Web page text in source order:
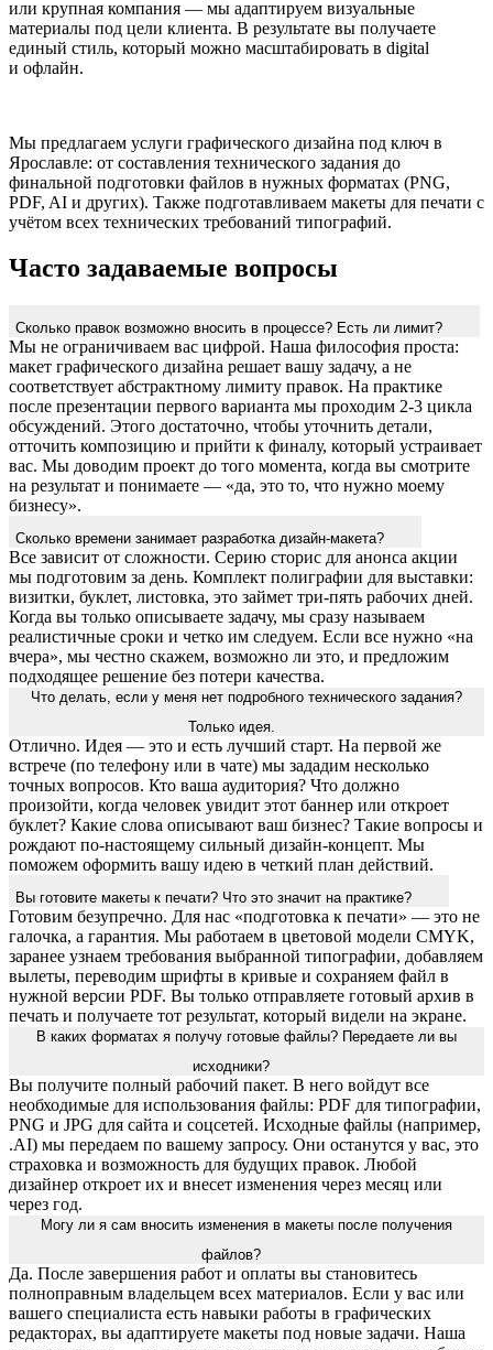
или крупная компания — мы адаптируем визуальные
материалы под цели клиента. В результате вы получаете
единый стиль, который можно масштабировать в digital
и офлайн.
Мы предлагаем услуги графического дизайна под ключ в
Ярославле: от составления технического задания до
финальной подготовки файлов в нужных форматах (PNG,
PDF, AI и других). Также подготавливаем макеты для печати с
учётом всех технических требований типографий.
Часто задаваемые вопросы
Сколько правок возможно вносить в процессе? Есть ли лимит?
Мы не ограничиваем вас цифрой. Наша философия проста:
макет графического дизайна решает вашу задачу, а не
соответствует абстрактному лимиту правок. На практике
после презентации первого варианта мы проходим 2-3 цикла
обсуждений. Этого достаточно, чтобы уточнить детали,
отточить композицию и прийти к финалу, который устраивает
вас. Мы доводим проект до того момента, когда вы смотрите
на результат и понимаете — «да, это то, что нужно моему
бизнесу».
Сколько времени занимает разработка дизайн-макета?
Все зависит от сложности. Серию сторис для анонса акции
мы подготовим за день. Комплект полиграфии для выставки:
визитки, буклет, листовка, это займет три-пять рабочих дней.
Когда вы только описываете задачу, мы сразу называем
реалистичные сроки и четко им следуем. Если все нужно «на
вчера», мы честно скажем, возможно ли это, и предложим
подходящее решение без потери качества.
Что делать, если у меня нет подробного технического задания?
Только идея.
Отлично. Идея — это и есть лучший старт. На первой же
встрече (по телефону или в чате) мы зададим несколько
точных вопросов. Кто ваша аудитория? Что должно
произойти, когда человек увидит этот баннер или откроет
буклет? Какие слова описывают ваш бизнес? Такие вопросы и
рождают по-настоящему сильный дизайн-концепт. Мы
поможем оформить вашу идею в четкий план действий.
Вы готовите макеты к печати? Что это значит на практике?
Готовим безупречно. Для нас «подготовка к печати» — это не
галочка, а гарантия. Мы работаем в цветовой модели CMYK,
заранее узнаем требования выбранной типографии, добавляем
вылеты, переводим шрифты в кривые и сохраняем файл в
нужной версии PDF. Вы только отправляете готовый архив в
печать и получаете тот результат, который видели на экране.
В каких форматах я получу готовые файлы? Передаете ли вы
исходники?
Вы получите полный рабочий пакет. В него войдут все
необходимые для использования файлы: PDF для типографии,
PNG и JPG для сайта и соцсетей. Исходные файлы (например,
.AI) мы передаем по вашему запросу. Они останутся у вас, это
страховка и возможность для будущих правок. Любой
дизайнер откроет их и внесет изменения через месяц или
через год.
Могу ли я сам вносить изменения в макеты после получения
файлов?
Да. После завершения работ и оплаты вы становитесь
полноправным владельцем всех материалов. Если у вас или
вашего специалиста есть навыки работы в графических
редакторах, вы адаптируете макеты под новые задачи. Наша